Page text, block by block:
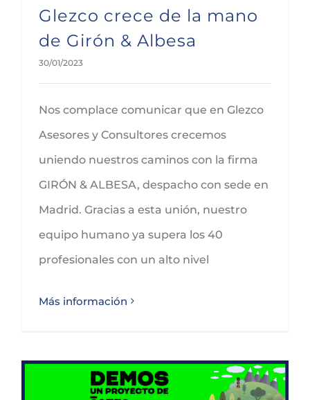
Glezco crece de la mano
de Girón & Albesa
30/01/2023
Nos complace comunicar que en Glezco
Asesores y Consultores crecemos
uniendo nuestros caminos con la firma
GIRÓN & ALBESA, despacho con sede en
Madrid. Gracias a esta unión, nuestro
equipo humano ya supera los 40
profesionales con un alto nivel
Más información